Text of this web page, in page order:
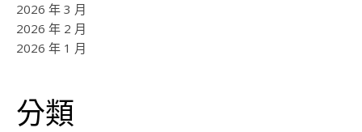
2026 年 3 月
2026 年 2 月
2026 年 1 月
分類